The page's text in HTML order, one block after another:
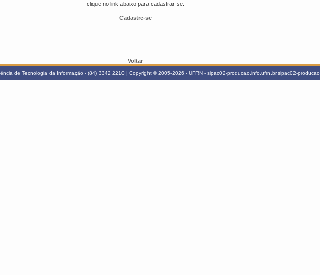
clique no link abaixo para cadastrar-se.
Cadastre-se
Voltar
de Tecnologia da Informação - (84) 3342 2210 | Copyright © 2005-2026 - UFRN - sipac02-producao.info.ufrn.br.sipac02-producao